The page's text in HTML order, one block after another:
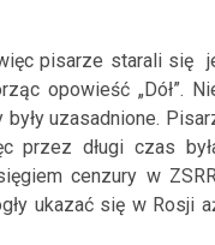
pisarze starali się
opowieść „Dół”.
uzasadnione.
przez długi czas
cenzury w
ukazać się w Rosji